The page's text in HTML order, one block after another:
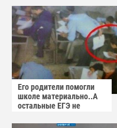
Его родители помогли
школе материально..А
остальные ЕГЭ не